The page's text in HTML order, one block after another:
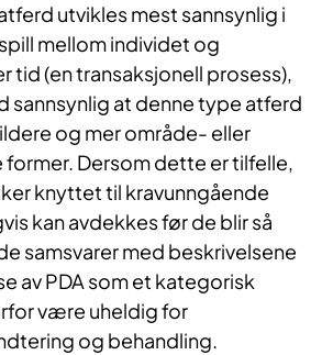
utvikles mest sannsynlig i
mellom individet og
tid (en transaksjonell prosess),
sannsynlig at denne type atferd
og mer område- eller
Dersom dette er tilfelle,
knyttet til kravunngående
kan avdekkes før de blir så
samsvarer med beskrivelsene
av PDA som et kategorisk
være uheldig for
og behandling.